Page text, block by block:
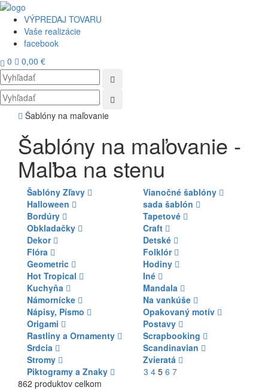
VÝPREDAJ TOVARU
Vaše realizácie
facebook
0 0,00 €
Šablóny na maľovanie
Šablóny na maľovanie -
Maľba na stenu
Šablóny Zľavy
Vianočné šablóny
Halloween
sada šablón
Bordúry
Tapetové
Obkladačky
Craft
Dekor
Detské
Flóra
Folklór
Geometric
Hodiny
Hot Tropical
Iné
Kuchyňa
Mandala
Námornícke
Na vankúše
Nápisy, Písmo
Opakovaný motív
Origami
Postavy
Rastliny a Ornamenty
Scrapbooking
Srdcia
Scandinavian
Stromy
Zvieratá
Piktogramy a Znaky
3 4 5 6 7
862 produktov celkom